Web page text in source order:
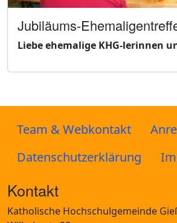
Jubiläums-
Liebe ehemalige KHG-lerinnen
Team & Webkontakt
Datenschutzerklärung
Kontakt
Katholische Hochschulgemeinde